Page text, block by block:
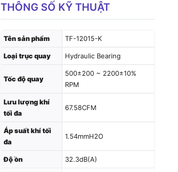
THÔNG SỐ KỸ THUẬT
Tên sản phẩm TF-12015-K
Loại trục quay Hydraulic Bearing
Tốc độ quay
500±200 ~ 2200±10%
RPM
Lưu lượng khí
tối đa
67.58CFM
Áp suất khí tối
đa
1.54mmH2O
Độ ồn 32.3dB(A)